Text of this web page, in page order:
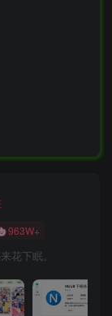
963W+
花下眠。